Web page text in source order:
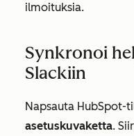
ilmoituksia.
Synkronoi
Slackiin
Napsauta HubSpot-
asetuskuvaketta.